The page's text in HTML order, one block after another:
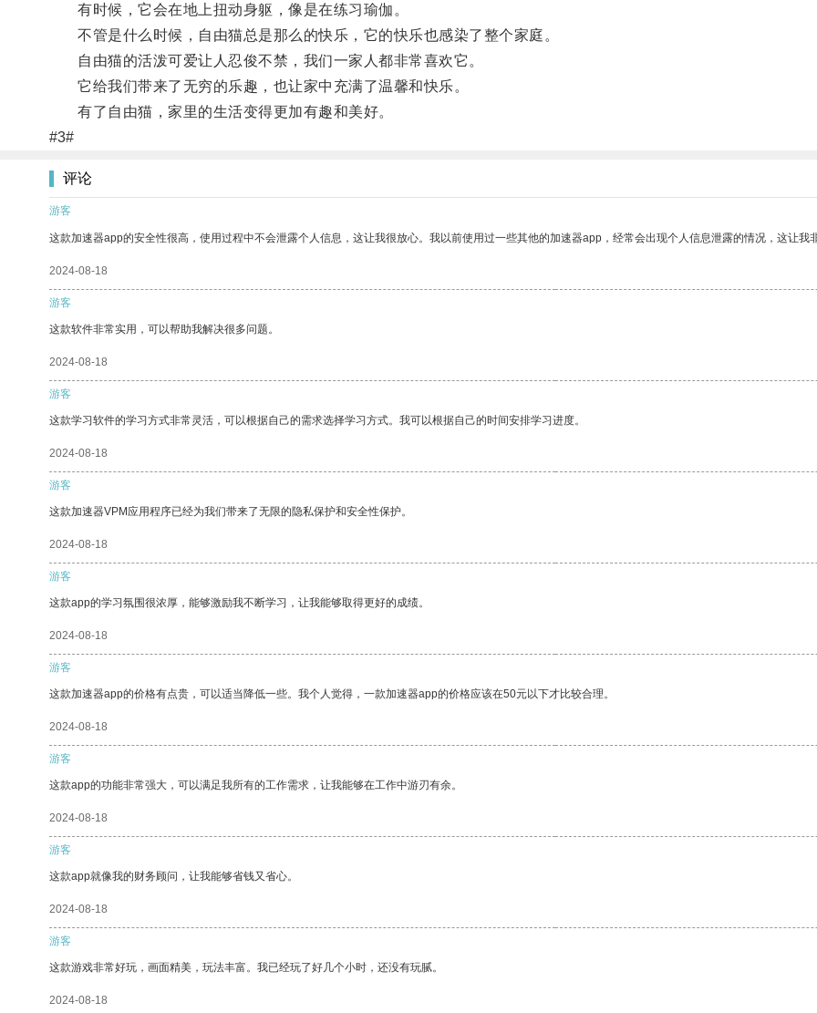
有时候，它会在地上扭动身躯，像是在练习瑜伽。
不管是什么时候，自由猫总是那么的快乐，它的快乐也感染了整个家庭。
自由猫的活泼可爱让人忍俊不禁，我们一家人都非常喜欢它。
它给我们带来了无穷的乐趣，也让家中充满了温馨和快乐。
有了自由猫，家里的生活变得更加有趣和美好。
#3#
评论
游客
这款加速器app的安全性很高，使用过程中不会泄露个人信息，这让我很放心。我以前使用过一些其他的加速器app，经常会出现个人信息泄露的情况，这让我
2024-08-18
游客
这款软件非常实用，可以帮助我解决很多问题。
2024-08-18
游客
这款学习软件的学习方式非常灵活，可以根据自己的需求选择学习方式。我可以根据自己的时间安排学习进度。
2024-08-18
游客
这款加速器VPM应用程序已经为我们带来了无限的隐私保护和安全性保护。
2024-08-18
游客
这款app的学习氛围很浓厚，能够激励我不断学习，让我能够取得更好的成绩。
2024-08-18
游客
这款加速器app的价格有点贵，可以适当降低一些。我个人觉得，一款加速器app的价格应该在50元以下才比较合理。
2024-08-18
游客
这款app的功能非常强大，可以满足我所有的工作需求，让我能够在工作中游刃有余。
2024-08-18
游客
这款app就像我的财务顾问，让我能够省钱又省心。
2024-08-18
游客
这款游戏非常好玩，画面精美，玩法丰富。我已经玩了好几个小时，还没有玩腻。
2024-08-18